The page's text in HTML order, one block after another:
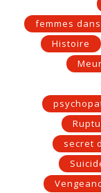
femmes
Histoire
secret